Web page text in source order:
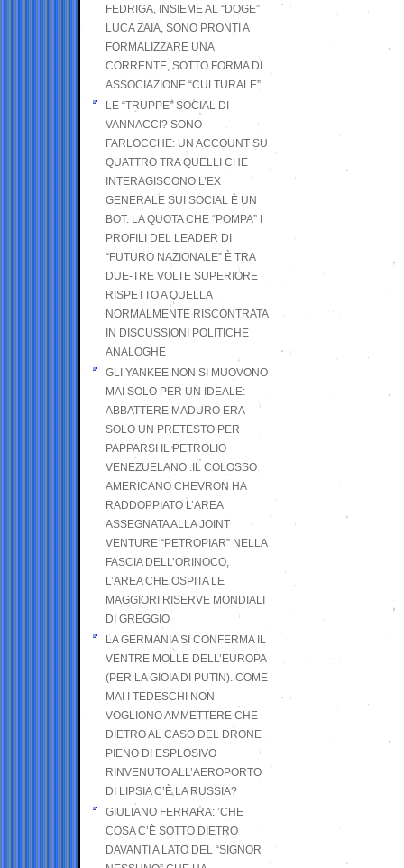
FEDRIGA, INSIEME AL “DOGE”
LUCA ZAIA, SONO PRONTI A
FORMALIZZARE UNA
CORRENTE, SOTTO FORMA DI
ASSOCIAZIONE “CULTURALE”
LE “TRUPPE” SOCIAL DI
VANNACCI? SONO
FARLOCCHE: UN ACCOUNT SU
QUATTRO TRA QUELLI CHE
INTERAGISCONO L’EX
GENERALE SUI SOCIAL È UN
BOT. LA QUOTA CHE “POMPA” I
PROFILI DEL LEADER DI
“FUTURO NAZIONALE” È TRA
DUE-TRE VOLTE SUPERIORE
RISPETTO A QUELLA
NORMALMENTE RISCONTRATA
IN DISCUSSIONI POLITICHE
ANALOGHE
GLI YANKEE NON SI MUOVONO
MAI SOLO PER UN IDEALE:
ABBATTERE MADURO ERA
SOLO UN PRETESTO PER
PAPPARSI IL PETROLIO
VENEZUELANO .IL COLOSSO
AMERICANO CHEVRON HA
RADDOPPIATO L’AREA
ASSEGNATA ALLA JOINT
VENTURE “PETROPIAR” NELLA
FASCIA DELL’ORINOCO,
L’AREA CHE OSPITA LE
MAGGIORI RISERVE MONDIALI
DI GREGGIO
LA GERMANIA SI CONFERMA IL
VENTRE MOLLE DELL’EUROPA
(PER LA GIOIA DI PUTIN). COME
MAI I TEDESCHI NON
VOGLIONO AMMETTERE CHE
DIETRO AL CASO DEL DRONE
PIENO DI ESPLOSIVO
RINVENUTO ALL’AEROPORTO
DI LIPSIA C’È LA RUSSIA?
GIULIANO FERRARA: ’CHE
COSA C’È SOTTO DIETRO
DAVANTI A LATO DEL “SIGNOR